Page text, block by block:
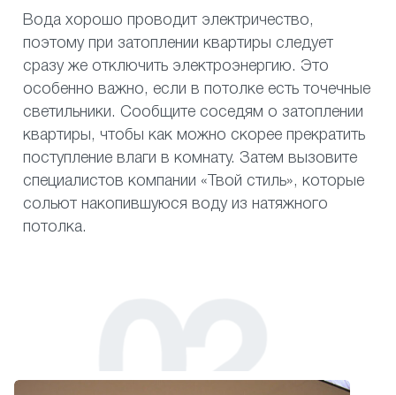
Вода хорошо проводит электричество,
поэтому при затоплении квартиры следует
сразу же отключить электроэнергию. Это
особенно важно, если в потолке есть точечные
светильники. Сообщите соседям о затоплении
квартиры, чтобы как можно скорее прекратить
поступление влаги в комнату. Затем вызовите
специалистов компании «Твой стиль», которые
сольют накопившуюся воду из натяжного
потолка.